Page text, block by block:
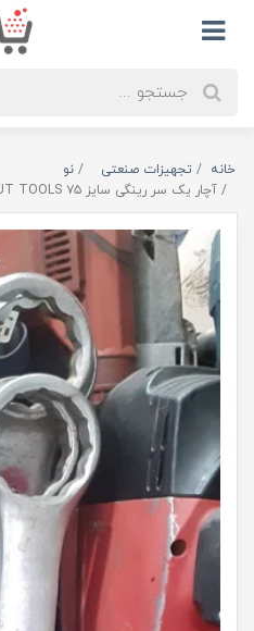
خانه تجهیزات صنعتی
نو
آچار یک سر رینگی سایز ۷۵ UT TOOLS آلمان اصلی مدل ۱۷۲۰